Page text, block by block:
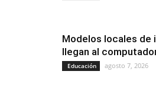
Modelos locales
llegan al
Educación agosto 7, 2026